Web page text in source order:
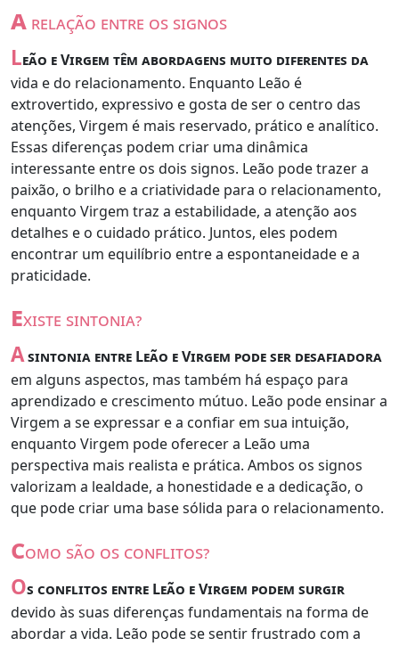
a relação entre os signos
Leão e Virgem têm abordagens muito diferentes da
vida e do relacionamento. Enquanto Leão é
extrovertido, expressivo e gosta de ser o centro das
atenções, Virgem é mais reservado, prático e analítico.
Essas diferenças podem criar uma dinâmica
interessante entre os dois signos. Leão pode trazer a
paixão, o brilho e a criatividade para o relacionamento,
enquanto Virgem traz a estabilidade, a atenção aos
detalhes e o cuidado prático. Juntos, eles podem
encontrar um equilíbrio entre a espontaneidade e a
praticidade.
existe sintonia?
Asintonia entre Leão e Virgem pode ser desafiadora
em alguns aspectos, mas também há espaço para
aprendizado e crescimento mútuo. Leão pode ensinar a
Virgem a se expressar e a confiar em sua intuição,
enquanto Virgem pode oferecer a Leão uma
perspectiva mais realista e prática. Ambos os signos
valorizam a lealdade, a honestidade e a dedicação, o
que pode criar uma base sólida para o relacionamento.
como são os conflitos?
Os conflitos entre Leão e Virgem podem surgir
devido às suas diferenças fundamentais na forma de
abordar a vida. Leão pode se sentir frustrado com a